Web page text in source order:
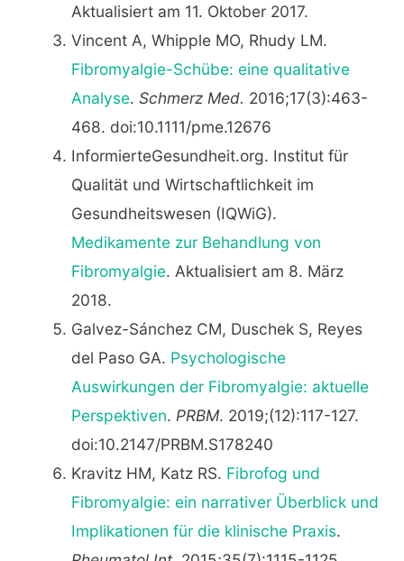
Aktualisiert am 11. Oktober 2017.
Vincent A, Whipple MO, Rhudy LM.
Fibromyalgie-Schübe: eine qualitative
Analyse. Schmerz Med. 2016;17(3):463-
468. doi:10.1111/pme.12676
InformierteGesundheit.org. Institut für
Qualität und Wirtschaftlichkeit im
Gesundheitswesen (IQWiG).
Medikamente zur Behandlung von
Fibromyalgie. Aktualisiert am 8. März
2018.
Galvez-Sánchez CM, Duschek S, Reyes
del Paso GA. Psychologische
Auswirkungen der Fibromyalgie: aktuelle
Perspektiven. PRBM. 2019;(12):117-127.
doi:10.2147/PRBM.S178240
Kravitz HM, Katz RS. Fibrofog und
Fibromyalgie: ein narrativer Überblick und
Implikationen für die klinische Praxis.